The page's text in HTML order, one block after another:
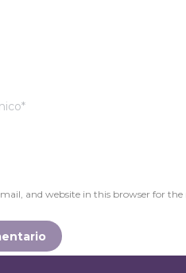
*
and website in this browser for